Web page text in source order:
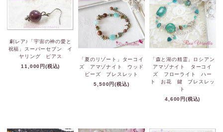
劇レア♪「宇宙の神の愛と
祝福」スーパーセブン イ
ヤリング ピアス
11,000円(税込)
「夏のリゾート」ターコイ
ズ アマゾナイト ウッド
ビーズ ブレスレット
5,500円(税込)
「森と湖の精霊」ロシアン
アマゾナイト ターコイ
ズ フローライト ハー
ト お花 鍵 ブレスレッ
ト
4,600円(税込)